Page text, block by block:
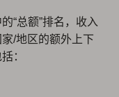
“总额”排名，收入
/地区的额外上下
：